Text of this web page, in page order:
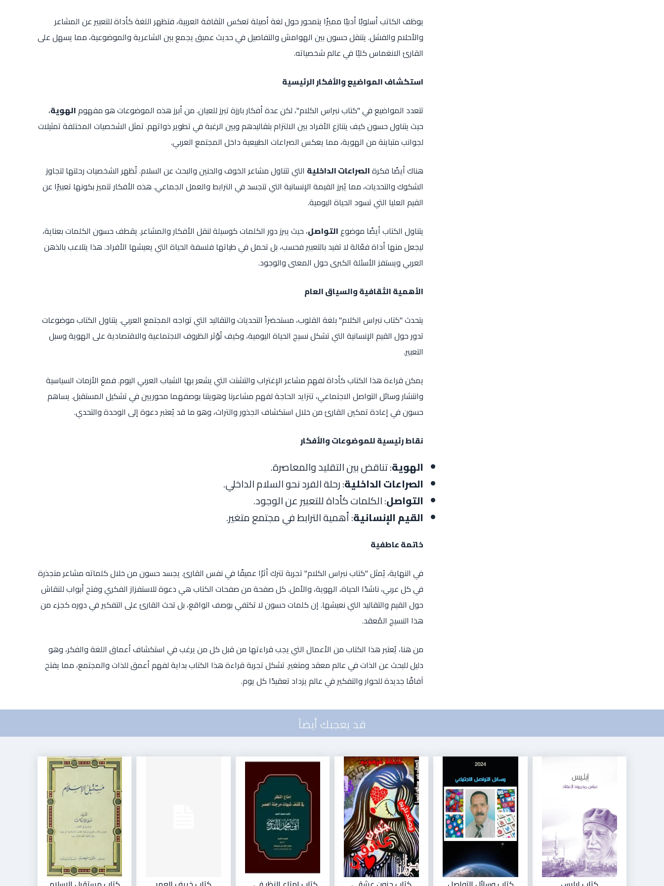
يوظف الكاتب أسلوبًا أدبيًا مميزًا يتمحور حول لغة أصيلة تعكس الثقافة العربية، فتظهر اللغة كأداة للتعبير عن المشاعر
والأحلام والفشل. يتنقل حسون بين الهوامش والتفاصيل في حديث عميق يجمع بين الشاعرية والموضوعية، مما يسهل على
القارئ الانغماس كليًا في عالم شخصياته.
استكشاف المواضيع والأفكار الرئيسية
تتعدد المواضيع في "كتاب نبراس الكلام"، لكن عدة أفكار بارزة تبرز للعيان. من أبرز هذه الموضوعات هو مفهومالهوية،
حيث يتناول حسون كيف يتنازع الأفراد بين الالتزام بتقاليدهم وبين الرغبة في تطوير ذواتهم. تمثل الشخصيات المختلفة تمثيلات
لجوانب متباينة من الهوية، مما يعكس الصراعات الطبيعية داخل المجتمع العربي.
هناك أيضًا فكرةالصراعات الداخلية التي تتناول مشاعر الخوف والحنين والبحث عن السلام. تُظهر الشخصيات رحلتها لتجاوز
الشكوك والتحديات، مما يُبرز القيمة الإنسانية التي تتجسد في الترابط والعمل الجماعي. هذه الأفكار تتميز بكونها تعبيرًا عن
القيم العليا التي تسود الحياة اليومية.
يتناول الكتاب أيضًا موضوعالتواصل، حيث يبرز دور الكلمات كوسيلة لنقل الأفكار والمشاعر. يقطف حسون الكلمات بعناية،
ليجعل منها أداة فعّالة لا تفيد بالتعبير فحسب، بل تحمل في طياتها فلسفة الحياة التي يعيشها الأفراد. هذا يتلاعب بالذهن
العربي ويستفز الأسئلة الكبرى حول المعنى والوجود.
الأهمية الثقافية والسياق العام
يتحدث "كتاب نبراس الكلام" بلغة القلوب، مستحضراً التحديات والتقاليد التي تواجه المجتمع العربي. يتناول الكتاب موضوعات
تدور حول القيم الإنسانية التي تشكل نسيج الحياة اليومية، وكيف تُؤثر الظروف الاجتماعية والاقتصادية على الهوية وسبل
التعبير.
يمكن قراءة هذا الكتاب كأداة لفهم مشاعر الإغتراب والتشتت التي يشعر بها الشباب العربي اليوم. فمع الأزمات السياسية
وانتشار وسائل التواصل الاجتماعي، تتزايد الحاجة لفهم مشاعرنا وهويتنا بوصفهما محوريين في تشكيل المستقبل. يساهم
حسون في إعادة تمكين القارئ من خلال استكشاف الجذور والتراث، وهو ما قد يُعتبر دعوة إلى الوحدة والتحدي.
نقاط رئيسية للموضوعات والأفكار
الهوية: تناقض بين التقليد والمعاصرة.
الصراعات الداخلية: رحلة الفرد نحو السلام الداخلي.
التواصل: الكلمات كأداة للتعبير عن الوجود.
القيم الإنسانية: أهمية الترابط في مجتمع متغير.
خاتمة عاطفية
في النهاية، يُمثل "كتاب نبراس الكلام" تجربة تترك أثرًا عميقًا في نفس القارئ. يجسد حسون من خلال كلماته مشاعر متجذرة
في كل عربي، ناشدًا الحياة، الهوية، والأمل. كل صفحة من صفحات الكتاب هي دعوة للاستفزاز الفكري وفتح أبواب للنقاش
حول القيم والتقاليد التي نعيشها. إن كلمات حسون لا تكتفي بوصف الواقع، بل تحث القارئ على التفكير في دوره كجزء من
هذا النسيج المُعقد.
من هنا، يُعتبر هذا الكتاب من الأعمال التي يجب قراءتها من قبل كل من يرغب في استكشاف أعماق اللغة والفكر، وهو
دليل للبحث عن الذات في عالم معقد ومتغير. تشكل تجربة قراءة هذا الكتاب بداية لفهم أعمق للذات والمجتمع، مما يفتح
آفاقًا جديدة للحوار والتفكير في عالم يزداد تعقيدًا كل يوم.
قد يعجبك أيضاً